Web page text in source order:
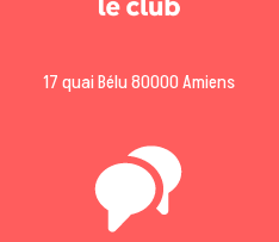
17 quai Bélu 80000 Amiens